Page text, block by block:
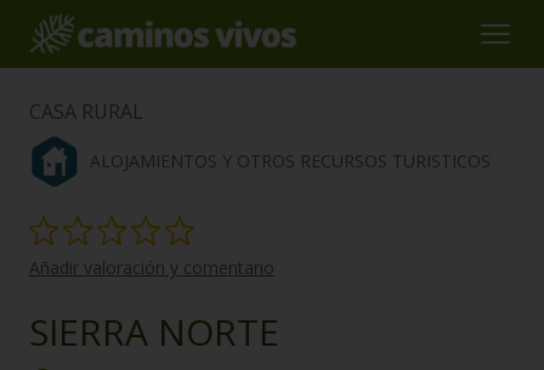
CASA RURAL
ALOJAMIENTOS Y OTROS RECURSOS TURISTICOS
Añadir valoración y comentario
SIERRA NORTE